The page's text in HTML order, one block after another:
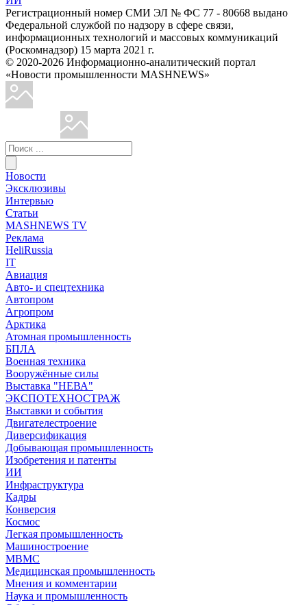
Регистрационный номер СМИ ЭЛ № ФС 77 - 80668 выдано
Федеральной службой по надзору в сфере связи,
информационных технологий и массовых коммуникаций
(Роскомнадзор) 15 марта 2021 г.
© 2020-2026 Информационно-аналитический портал
«Новости промышленности MASHNEWS»
Новости
Эксклюзивы
Интервью
Статьи
MASHNEWS TV
Реклама
HeliRussia
IT
Авиация
Авто- и спецтехника
Автопром
Агропром
Арктика
Атомная промышленность
БПЛА
Военная техника
Вооружённые силы
Выставка "НЕВА"
ЭКСПОТЕХНОСТРАЖ
Выставки и события
Двигателестроение
Диверсификация
Добывающая промышленность
Изобретения и патенты
ИИ
Инфраструктура
Кадры
Конверсия
Космос
Легкая промышленность
Машиностроение
МВМС
Медицинская промышленность
Мнения и комментарии
Наука и промышленность